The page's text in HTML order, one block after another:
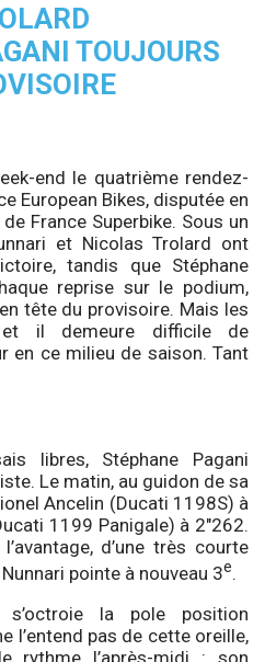
TOUJOURS
end le quatrième rendez-
European Bikes, disputée en
France Superbike. Sous un
et Nicolas Trolard ont
tandis que Stéphane
reprise sur le podium,
tête du provisoire. Mais les
il demeure difficile de
en ce milieu de saison. Tant
libres, Stéphane Pagani
Le matin, au guidon de sa
Ancelin (Ducati 1198S) à
1199 Panigale) à 2″262.
d’une très courte
pointe à nouveau 3e.
s’octroie la pole position
l’entend pas de cette oreille,
rythme l’après-midi : son